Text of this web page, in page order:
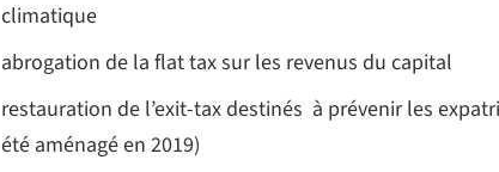
climatique
abrogation de la flat tax sur les revenus du capital
restauration de l’exit-tax destinés à prévenir les
été aménagé en 2019)